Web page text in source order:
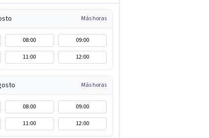
Más horas
08:00
09:00
11:00 12:00
Más horas
08:00
09:00
11:00 12:00